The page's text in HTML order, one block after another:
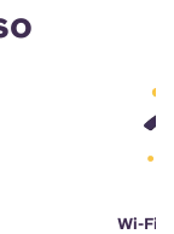
Wi-Fi